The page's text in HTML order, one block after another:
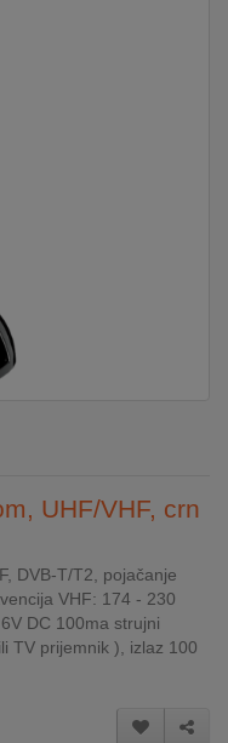
UHF/VHF, crn
DVB-T/T2, pojačanje
VHF: 174 - 230
DC 100ma strujni
TV prijemnik ), izlaz 100